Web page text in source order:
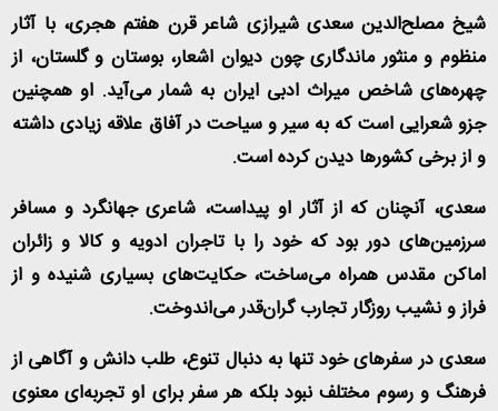
شیخ مصلح‌الدین سعدی شیرازی شاعر قرن هفتم هجری، با آثار
منظوم و منثور ماندگاری چون دیوان اشعار، بوستان و گلستان، از
چهره‌های شاخص میراث ادبی ایران به شمار می‌آید. او همچنین
جزو شعرایی است که به سیر و سیاحت در آفاق علاقه زیادی داشته
و از برخی کشورها دیدن کرده است.
سعدی، آنچنان که از آثار او پیداست، شاعری جهانگرد و مسافر
سرزمین‌های دور بود که خود را با تاجران ادویه و کالا و زائران
اماکن مقدس همراه می‌ساخت، حکایت‌های بسیاری شنیده و از
فراز و نشیب روزگار تجارب گران‌قدر می‌اندوخت.
سعدی در سفرهای خود تنها به دنبال تنوع، طلب دانش و آگاهی از
فرهنگ و رسوم مختلف نبود بلکه هر سفر برای او تجربه‌ای معنوی